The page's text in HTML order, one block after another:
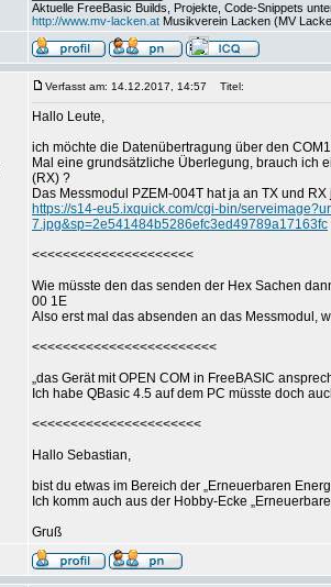
Aktuelle FreeBasic Builds, Projekte, Code-Snippets
http://www.mv-lacken.at Musikverein Lacken (MV
Verfasst am: 14.12.2017, 14:57 Titel:
Hallo Leute,
ich möchte die Datenübertragung über den
Mal eine grundsätzliche Überlegung, brauch ich
(RX) ?
Das Messmodul PZEM-004T hat ja an TX und
https://s14-eu5.ixquick.com/cgi-bin/
7.jpg&sp=2e541484b5286efc3ed49789a17163fc
<<<<<<<<<<<<<<<<<<<<<
Wie müsste den das senden der Hex Sachen
00 1E
Also erst mal das absenden an das Messmodul,
<<<<<<<<<<<<<<<<<<<<<<<<
„das Gerät mit OPEN COM in FreeBASIC
Ich habe QBasic 4.5 auf dem PC müsste doch
<<<<<<<<<<<<<<<<<<<<<<
Hallo Sebastian,
bist du etwas im Bereich der „Erneuerbaren
Ich komm auch aus der Hobby-Ecke
Gruß